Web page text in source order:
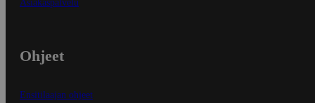
Asiakaspalvelu
Ohjeet
Ensitilaajan ohjeet